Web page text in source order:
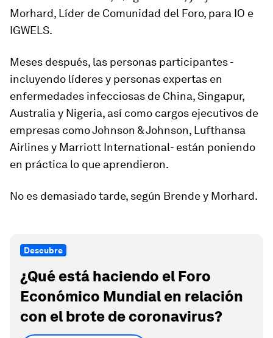
Morhard, Líder de Comunidad del Foro, para IO e
IGWELS.
Meses después, las personas participantes -
incluyendo líderes y personas expertas en
enfermedades infecciosas de China, Singapur,
Australia y Nigeria, así como cargos ejecutivos de
empresas como Johnson & Johnson, Lufthansa
Airlines y Marriott International- están poniendo
en práctica lo que aprendieron.
No es demasiado tarde, según Brende y Morhard.
Descubre
¿Qué está haciendo el Foro
Económico Mundial en relación
con el brote de coronavirus?